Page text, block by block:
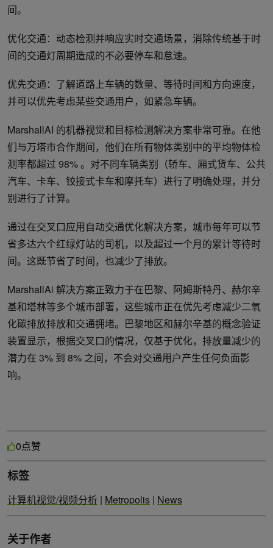
间。
优化交通：动态检测并响应实时交通场景，消除传统基于时
间的交通灯周期造成的不必要停车和怠速。
优先交通：了解道路上车辆的数量、等待时间和方向速度，
并可以优先考虑某些交通用户，如紧急车辆。
MarshallAI 的机器视觉和目标检测解决方案非常可靠。在他
们与万塔市合作期间，他们在所有物体类别中的平均物体检
测率都超过 98% 。对不同车辆类别（轿车、厢式货车、公共
汽车、卡车、铰接式卡车和摩托车）进行了明确处理，并分
别进行了计算。
通过在交叉口应用自动交通优化解决方案，城市每年可以节
省多达六个红绿灯站的司机，以及超过一个月的累计等待时
间。这既节省了时间，也减少了排放。
MarshallAi 解决方案正致力于在巴黎、阿姆斯特丹、赫尔辛
基和塔林等多个城市部署，这些城市正在优先考虑减少二氧
化碳排放排放和交通拥堵。巴黎地区和赫尔辛基的概念验证
装置显示，根据交叉口的情况，仅基于优化，排放量减少的
潜力在 3% 到 8% 之间，不会对交通用户产生任何负面影
响。
0点赞
标签
计算机视觉/视频分析 | Metropolis | News
关于作者